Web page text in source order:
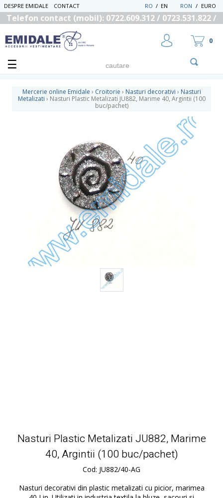
DESPRE EMIDALE CONTACT RON / EURO
EN
/
RO
Telefon contact (mobil): 0722.609.312 / 0723.531.822 /
UTILIZATOR NOU
RECUPEREAZA PAROLA
0
Mercerie online Emidale › Croitorie › Nasturi decorativi › Nasturi
Metalizati › Nasturi Plastic Metalizati JU882, Marime 40, Argintii (100
buc/pachet)
Nasturi Plastic Metalizati JU882, Marime
40, Argintii (100 buc/pachet)
Cod: JU882/40-AG
Nasturi decorativi din plastic metalizati cu picior, marimea